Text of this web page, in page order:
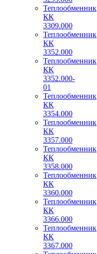
Теплообменник
КК
3309.000
Теплообменник
КК
3352.000
Теплообменник
КК
3352.000-
01
Теплообменник
КК
3354.000
Теплообменник
КК
3357.000
Теплообменник
КК
3358.000
Теплообменник
КК
3360.000
Теплообменник
КК
3366.000
Теплообменник
КК
3367.000